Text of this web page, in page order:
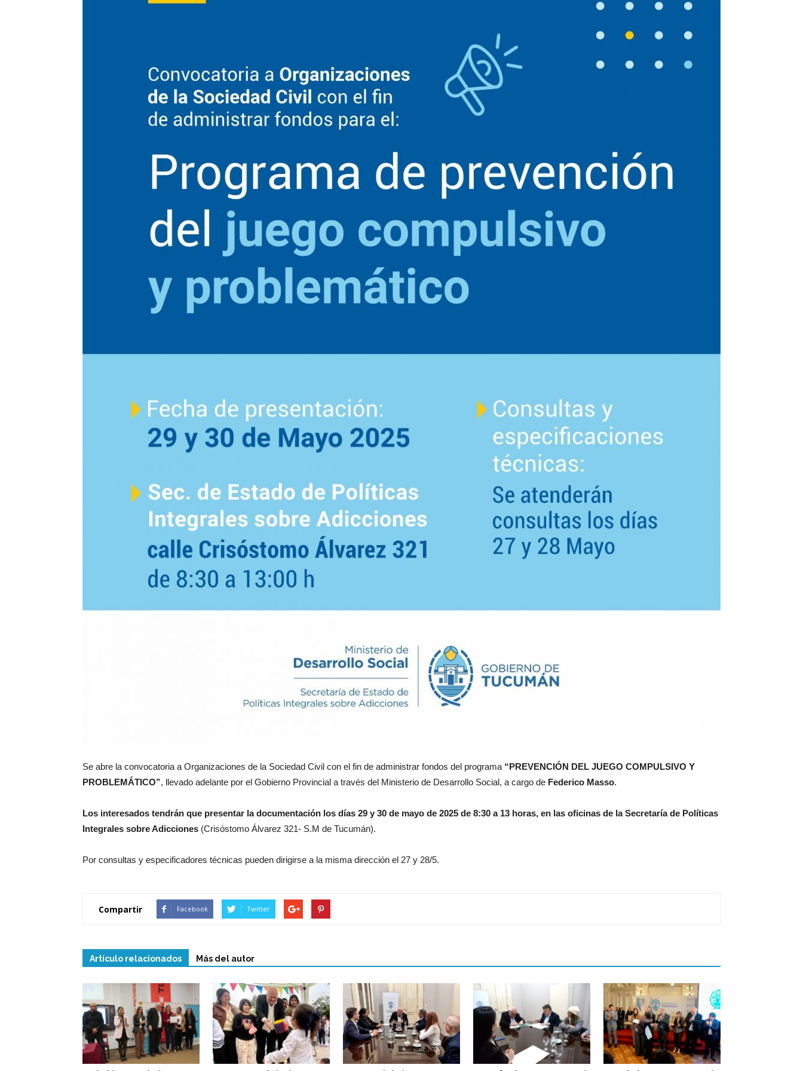
Se abre la convocatoria a Organizaciones de la Sociedad Civil con el fin de administrar fondos del programa “PREVENCIÓN DEL JUEGO COMPULSIVO Y
PROBLEMÁTICO”, llevado adelante por el Gobierno Provincial a través del Ministerio de Desarrollo Social, a cargo de Federico Masso.
Los interesados tendrán que presentar la documentación los días 29 y 30 de mayo de 2025 de 8:30 a 13 horas, en las oficinas de la Secretaría de Políticas
Integrales sobre Adicciones (Crisóstomo Álvarez 321- S.M de Tucumán).
Por consultas y especificadores técnicas pueden dirigirse a la misma dirección el 27 y 28/5.
Compartir Facebook Twitter
Artículo relacionados Más del autor